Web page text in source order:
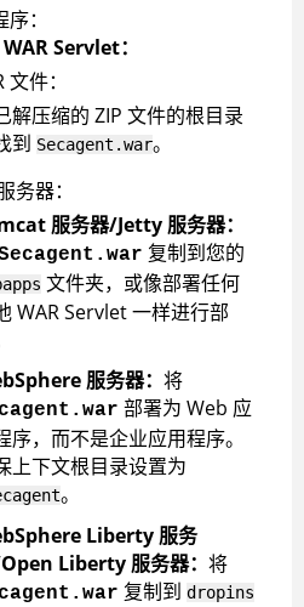
：
Servlet：
件：
解压缩的 ZIP 文件的根目录
到 Secagent.war。
务器：
服务器/Jetty 服务器：
复制到您的
文件夹，或像部署任何
WAR Servlet 一样进行部
服务器： 将
部署为 Web 应
序，而不是企业应用程序。
上下文根目录设置为
。
Liberty 服务
Liberty 服务器： 将
复制到 dropins